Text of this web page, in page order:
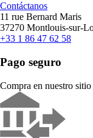
Contáctanos
11 rue Bernard Maris
37270 Montlouis-sur-
+33 1 86 47 62 58
Pago seguro
Compra en nuestro